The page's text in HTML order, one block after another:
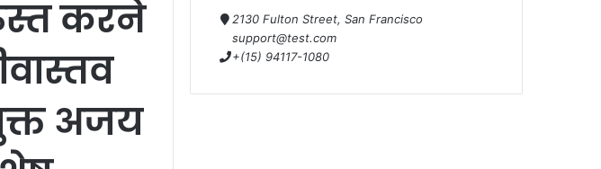
करने
अजय
2130 Fulton Street, San Francisco
support@test.com
+(15) 94117-1080